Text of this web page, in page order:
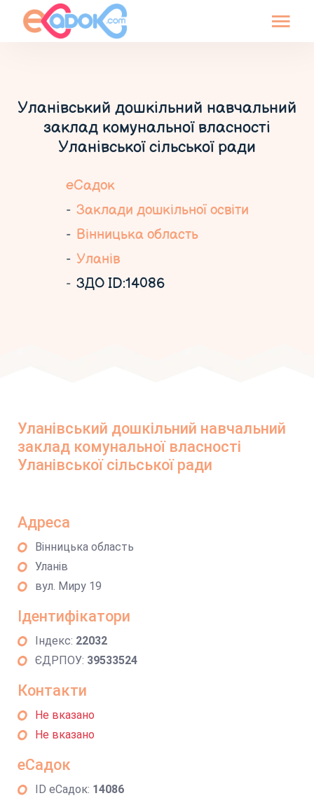
Уланівський дошкільний навчальний
заклад комунальної власності
Уланівської сільської ради
еСадок
Заклади дошкільної освіти
Вінницька область
Уланів
ЗДО ID:14086
Уланівський дошкільний навчальний
заклад комунальної власності
Уланівської сільської ради
Адреса
Вінницька область
Уланів
вул. Миру 19
Ідентифікатори
Індекс: 22032
ЄДРПОУ: 39533524
Контакти
Не вказано
Не вказано
еСадок
ID еСадок: 14086